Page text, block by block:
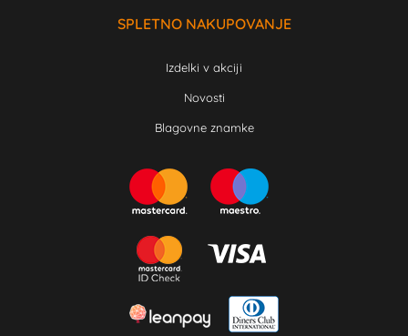
SPLETNO NAKUPOVANJE
Izdelki v akciji
Novosti
Blagovne znamke